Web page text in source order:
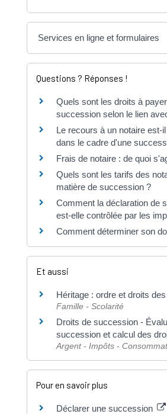
Services en ligne et formulaires
Questions ? Réponses !
Quels sont les droits à
succession selon le lien
Le recours à un notaire est-
dans le cadre d'une
Frais de notaire : de quoi
Quels sont les tarifs des
matière de succession ?
Comment la déclaration de
est-elle contrôlée par les
Comment déterminer son
Et aussi
Héritage : ordre et droits
Famille - Scolarité
Droits de succession -
succession et calcul des
Argent - Impôts -
Pour en savoir plus
Déclarer une succession